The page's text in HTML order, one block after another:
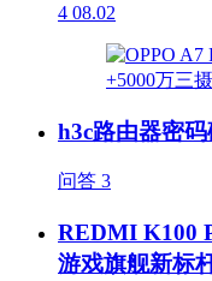
4 08.02
h3c路由器密
问答 3
REDMI K100
游戏旗舰新标